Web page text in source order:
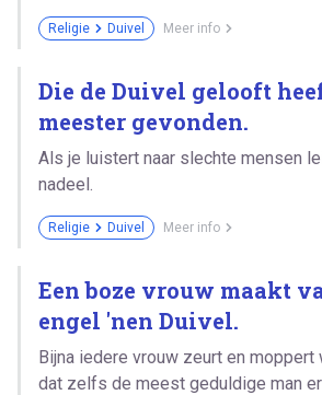
Religie Duivel Meer info
Die de Duivel gelooft
meester gevonden.
Als je luistert naar slechte mensen
nadeel.
Religie Duivel Meer info
Een boze vrouw maakt
engel 'nen Duivel.
Bijna iedere vrouw zeurt en
dat zelfs de meest geduldige man er